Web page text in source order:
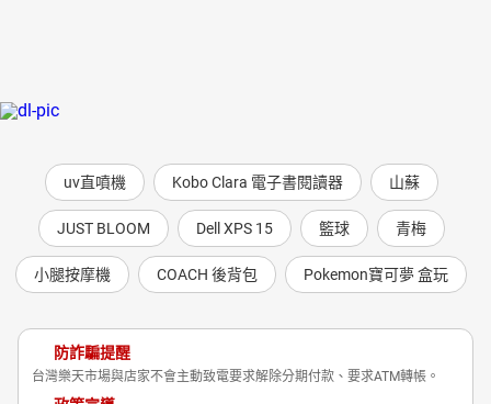
uv直噴機 Kobo Clara 電子書閱讀器 山蘇
JUST BLOOM Dell XPS 15 籃球 青梅
小腿按摩機 COACH 後背包 Pokemon寶可夢 盒玩
防詐騙提醒
台灣樂天市場與店家不會主動致電要求解除分期付款、要求ATM轉帳。